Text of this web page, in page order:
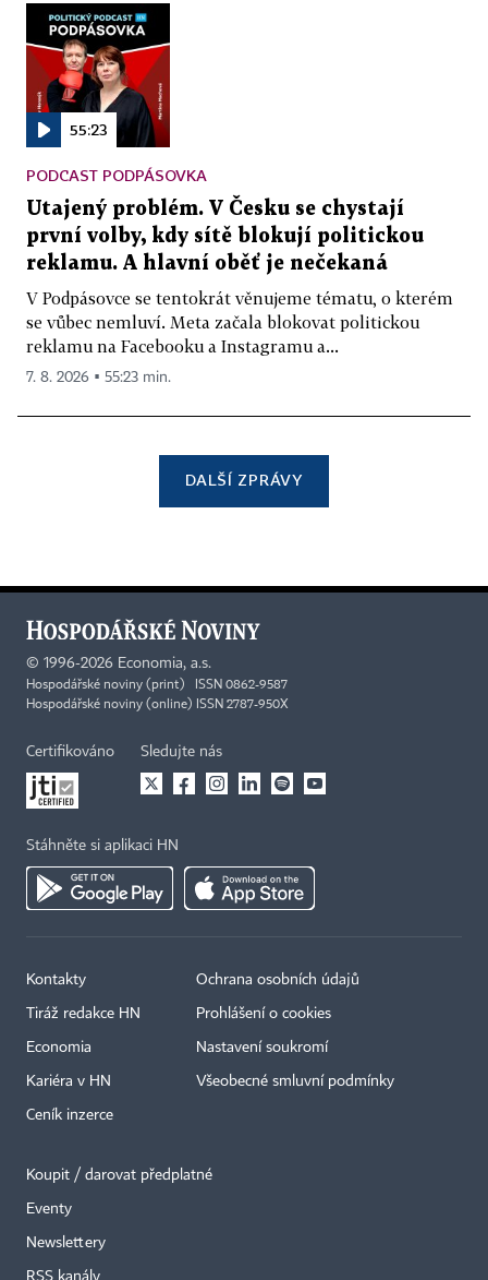
55:23
PODCAST PODPÁSOVKA
Utajený problém. V Česku se chystají
první volby, kdy sítě blokují politickou
reklamu. A hlavní oběť je nečekaná
V Podpásovce se tentokrát věnujeme tématu, o kterém
se vůbec nemluví. Meta začala blokovat politickou
reklamu na Facebooku a Instagramu a...
7. 8. 2026 ▪ 55:23 min.
DALŠÍ ZPRÁVY
© 1996-2026 Economia, a.s.
Hospodářské noviny (print) ISSN 0862-9587
Hospodářské noviny (online) ISSN 2787-950X
Certifikováno Sledujte nás
Stáhněte si aplikaci HN
Kontakty
Tiráž redakce HN
Economia
Kariéra v HN
Ceník inzerce
Ochrana osobních údajů
Prohlášení o cookies
Nastavení soukromí
Všeobecné smluvní podmínky
Koupit / darovat předplatné
Eventy
Newslettery
RSS kanály